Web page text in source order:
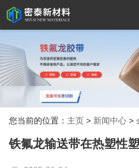
您当前的位置： 主页 > 新闻中心 >
铁氟龙输送带在热塑性